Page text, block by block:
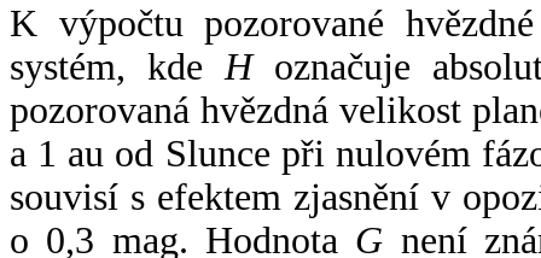
K výpočtu pozorované
systém, kde Hoznačuje
pozorovaná hvězdná velikost
a 1 au od Slunce při nulovém
souvisí s efektem zjasnění v
o 0,3 mag. Hodnota G není